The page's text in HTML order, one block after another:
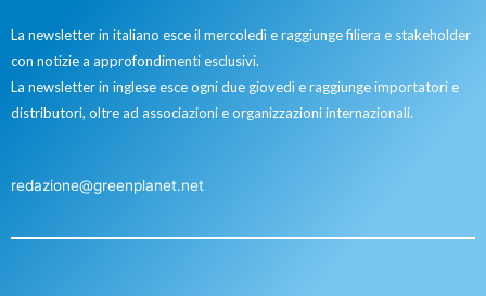
La newsletter in italiano esce il mercoledì e raggiunge filiera e stakeholder
con notizie a approfondimenti esclusivi.
La newsletter in inglese esce ogni due giovedì e raggiunge importatori e
distributori, oltre ad associazioni e organizzazioni internazionali.
redazione@greenplanet.net